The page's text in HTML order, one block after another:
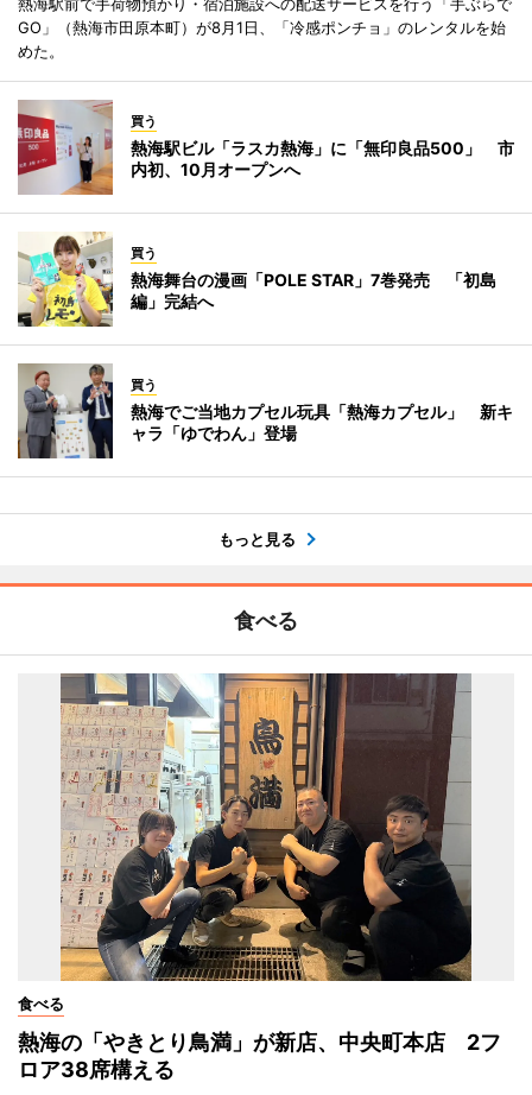
GO」（熱海市田原本町）が8月1日、「冷感ポンチョ」のレンタルを始
めた。
買う
熱海駅ビル「ラスカ熱海」に「無印良品500」 市
内初、10月オープンへ
買う
熱海舞台の漫画「POLE STAR」7巻発売 「初島
編」完結へ
買う
熱海でご当地カプセル玩具「熱海カプセル」 新キ
ャラ「ゆでわん」登場
もっと見る
食べる
食べる
熱海の「やきとり鳥満」が新店、中央町本店 2フ
ロア38席構える